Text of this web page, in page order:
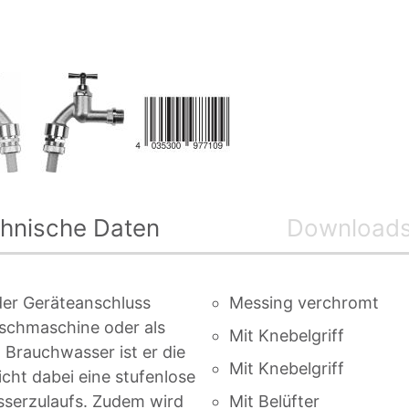
Geräteanschluss
oder als
ist er die
dabei eine stufenlose
Zudem wird
Messing verchromt
Mit Knebelgriff
Mit Knebelgriff
Mit Belüfter
Daten